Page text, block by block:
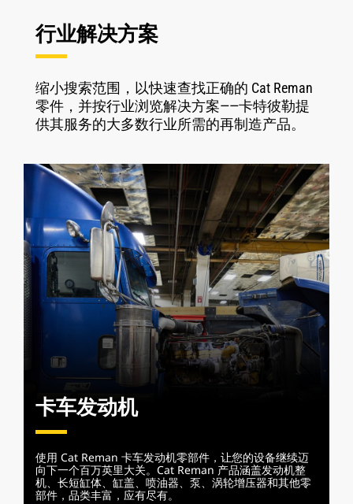
行业解决方案
缩小搜索范围，以快速查找正确的 Cat Reman
零件，并按行业浏览解决方案——卡特彼勒提
供其服务的大多数行业所需的再制造产品。
卡车发动机
使用 Cat Reman 卡车发动机零部件，让您的设备继续迈
向下一个百万英里大关。Cat Reman 产品涵盖发动机整
机、长短缸体、缸盖、喷油器、泵、涡轮增压器和其他零
部件，品类丰富，应有尽有。